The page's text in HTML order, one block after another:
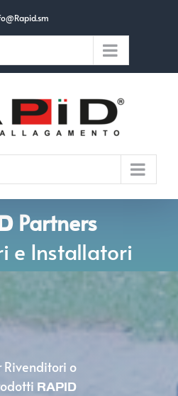
Partners
e Installatori
Rivenditori o
RAPID